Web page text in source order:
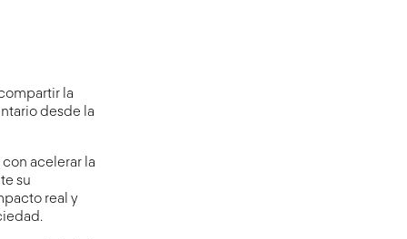
la
desde la
acelerar la
su
real y